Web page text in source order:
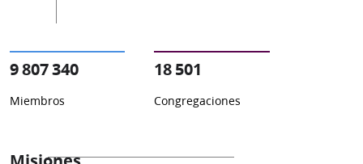
9 807 340
Miembros
18 501
Congregaciones